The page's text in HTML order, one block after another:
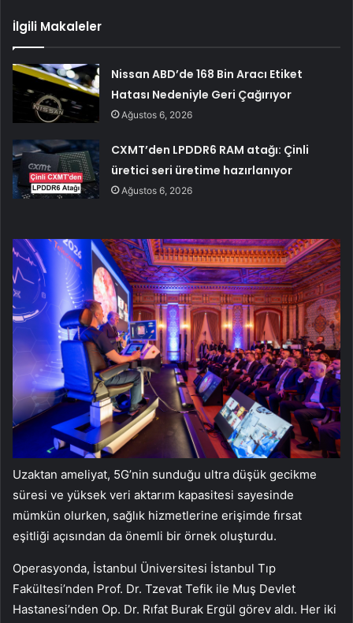
İlgili Makaleler
Nissan ABD’de 168 Bin Aracı Etiket
Hatası Nedeniyle Geri Çağırıyor
Ağustos 6, 2026
CXMT’den LPDDR6 RAM atağı: Çinli
üretici seri üretime hazırlanıyor
Ağustos 6, 2026
Uzaktan ameliyat, 5G’nin sunduğu ultra düşük gecikme
süresi ve yüksek veri aktarım kapasitesi sayesinde
mümkün olurken, sağlık hizmetlerine erişimde fırsat
eşitliği açısından da önemli bir örnek oluşturdu.
Operasyonda, İstanbul Üniversitesi İstanbul Tıp
Fakültesi’nden Prof. Dr. Tzevat Tefik ile Muş Devlet
Hastanesi’nden Op. Dr. Rıfat Burak Ergül görev aldı. Her iki